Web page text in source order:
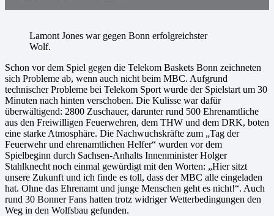
Lamont Jones war gegen Bonn erfolgreichster
Wolf.
Schon vor dem Spiel gegen die Telekom Baskets Bonn zeichneten
sich Probleme ab, wenn auch nicht beim MBC. Aufgrund
technischer Probleme bei Telekom Sport wurde der Spielstart um 30
Minuten nach hinten verschoben. Die Kulisse war dafür
überwältigend: 2800 Zuschauer, darunter rund 500 Ehrenamtliche
aus den Freiwilligen Feuerwehren, dem THW und dem DRK, boten
eine starke Atmosphäre. Die Nachwuchskräfte zum „Tag der
Feuerwehr und ehrenamtlichen Helfer“ wurden vor dem
Spielbeginn durch Sachsen-Anhalts Innenminister Holger
Stahlknecht noch einmal gewürdigt mit den Worten: „Hier sitzt
unsere Zukunft und ich finde es toll, dass der MBC alle eingeladen
hat. Ohne das Ehrenamt und junge Menschen geht es nicht!“. Auch
rund 30 Bonner Fans hatten trotz widriger Wetterbedingungen den
Weg in den Wolfsbau gefunden.